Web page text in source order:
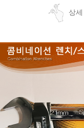
상